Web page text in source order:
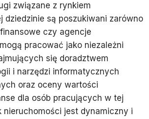
związane z rynkiem
są poszukiwani zarówno
czy agencje
pracować jako niezależni
się doradztwem
i narzędzi informatycznych
oraz oceny wartości
dla osób pracujących w tej
nieruchomości jest dynamiczny i